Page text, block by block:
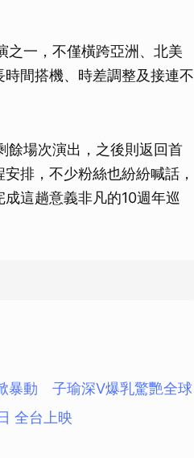
之一，不僅橫跨亞洲、北美
間搭機、時差調整及接連不
餘場次演出，之後則返回首
排，不少粉絲也紛紛喊話，
這趟意義非凡的10週年巡
暴動 子瑜深V爆乳驚艷全球
全台上映